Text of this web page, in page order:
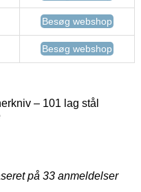
Besøg webshop
Besøg webshop
– 101 lag stål
på 33 anmeldelser